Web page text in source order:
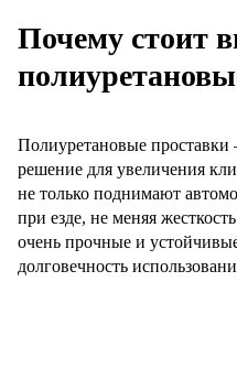
Почему стоит
Полиуретановые проставки
решение для увеличения
не только поднимают
при езде, не меняя
очень прочные и
долговечность